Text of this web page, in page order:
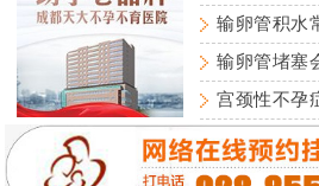
输卵管积水
输卵管堵塞
宫颈性不孕